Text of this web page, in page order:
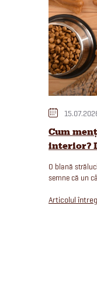
s
t
ă
a
r
t
i
Cum
interior?
O blană
semne că un
Articolul întreg